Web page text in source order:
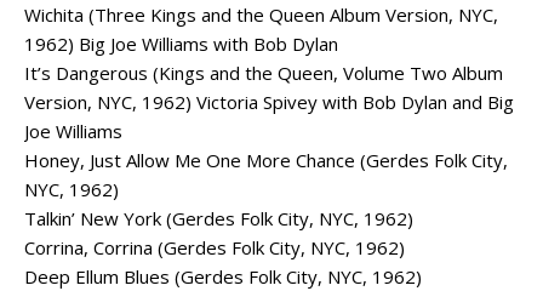
Wichita (Three Kings and the Queen Album Version, NYC,
1962) Big Joe Williams with Bob Dylan
It’s Dangerous (Kings and the Queen, Volume Two Album
Version, NYC, 1962) Victoria Spivey with Bob Dylan and Big
Joe Williams
Honey, Just Allow Me One More Chance (Gerdes Folk City,
NYC, 1962)
Talkin’ New York (Gerdes Folk City, NYC, 1962)
Corrina, Corrina (Gerdes Folk City, NYC, 1962)
Deep Ellum Blues (Gerdes Folk City, NYC, 1962)